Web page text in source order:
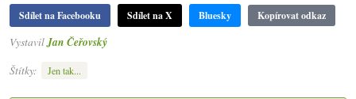
Sdílet na Facebooku Sdílet na X Bluesky Kopírovat odkaz
Vystavil Jan Čeřovský
Štítky:
Jen tak...